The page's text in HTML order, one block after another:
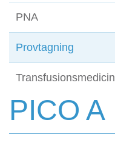
PNA
Provtagning
Transfusionsmedicin
PICO A